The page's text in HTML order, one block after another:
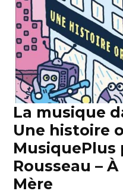
La musique
Une histoire
MusiquePlus
Rousseau –
Mère